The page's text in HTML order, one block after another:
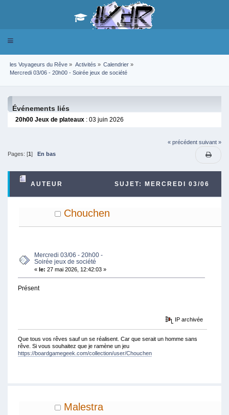
Toggle
les Voyageurs du Rêve » Activités » Calendrier»
Mercredi 03/06 - 20h00 - Soirée jeux de société
Événements liés
20h00 Jeux de plateaux : 03 juin 2026
« précédent suivant »
Pages: [1] En bas
AUTEUR SUJET: MERCREDI 03/06
- 20H00 - SOIRÉE JEUX DE SOCIÉTÉ (LU 4938
Chouchen
Mercredi 03/06 - 20h00 -
Soirée jeux de société
« le: 27 mai 2026, 12:42:03 »
Présent
IP archivée
Que tous vos rêves sauf un se réalisent. Car que serait un homme sans
rêve. Si vous souhaitez que je ramène un jeu
https://boardgamegeek.com/collection/user/Chouchen
Malestra